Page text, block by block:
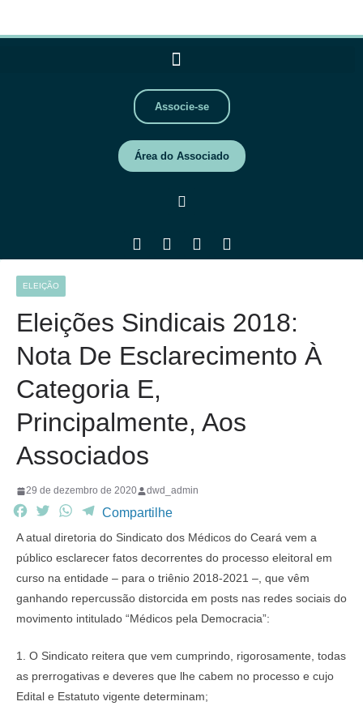
Associe-se
Área do Associado
ELEIÇÃO
Eleições Sindicais 2018:
Nota De Esclarecimento À
Categoria E,
Principalmente, Aos
Associados
29 de dezembro de 2020 dwd_admin
F
c
e
b
o
o
T
t
t
e
r
W
a
t
s
A
p
T
e
g
r
a
Compartilhe
A atual diretoria do Sindicato dos Médicos do Ceará vem a
público esclarecer fatos decorrentes do processo eleitoral em
curso na entidade – para o triênio 2018-2021 –, que vêm
ganhando repercussão distorcida em posts nas redes sociais do
movimento intitulado “Médicos pela Democracia”:
1. O Sindicato reitera que vem cumprindo, rigorosamente, todas
as prerrogativas e deveres que lhe cabem no processo e cujo
Edital e Estatuto vigente determinam;